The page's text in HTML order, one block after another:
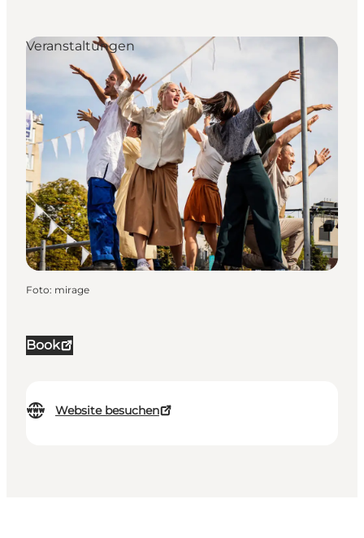
Book
Website besuchen
Veranstaltungen
Foto: mirage